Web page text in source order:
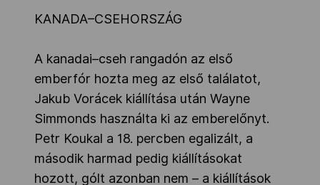
KANADA–CSEHORSZÁG
A kanadai–cseh rangadón az első
emberfór hozta meg az első találatot,
Jakub Vorácek kiállítása után Wayne
Simmonds használta ki az emberelőnyt.
Petr Koukal a 18. percben egalizált, a
második harmad pedig kiállításokat
hozott, gólt azonban nem – a kiállítások